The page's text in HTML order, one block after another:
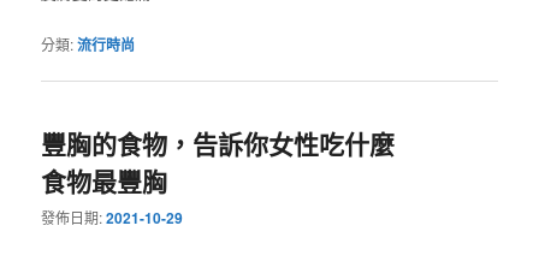
分類:流行時尚
豐胸的食物，告訴你女性吃什麼
食物最豐胸
發佈日期:2021-10-29